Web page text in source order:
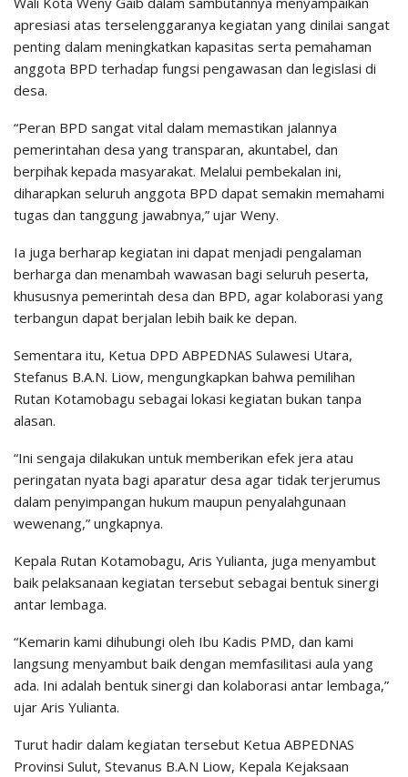
apresiasi atas terselenggaranya kegiatan yang dinilai sangat
penting dalam meningkatkan kapasitas serta pemahaman
anggota BPD terhadap fungsi pengawasan dan legislasi di
desa.
“Peran BPD sangat vital dalam memastikan jalannya
pemerintahan desa yang transparan, akuntabel, dan
berpihak kepada masyarakat. Melalui pembekalan ini,
diharapkan seluruh anggota BPD dapat semakin memahami
tugas dan tanggung jawabnya,” ujar Weny.
Ia juga berharap kegiatan ini dapat menjadi pengalaman
berharga dan menambah wawasan bagi seluruh peserta,
khususnya pemerintah desa dan BPD, agar kolaborasi yang
terbangun dapat berjalan lebih baik ke depan.
Sementara itu, Ketua DPD ABPEDNAS Sulawesi Utara,
Stefanus B.A.N. Liow, mengungkapkan bahwa pemilihan
Rutan Kotamobagu sebagai lokasi kegiatan bukan tanpa
alasan.
“Ini sengaja dilakukan untuk memberikan efek jera atau
peringatan nyata bagi aparatur desa agar tidak terjerumus
dalam penyimpangan hukum maupun penyalahgunaan
wewenang,” ungkapnya.
Kepala Rutan Kotamobagu, Aris Yulianta, juga menyambut
baik pelaksanaan kegiatan tersebut sebagai bentuk sinergi
antar lembaga.
“Kemarin kami dihubungi oleh Ibu Kadis PMD, dan kami
langsung menyambut baik dengan memfasilitasi aula yang
ada. Ini adalah bentuk sinergi dan kolaborasi antar lembaga,”
ujar Aris Yulianta.
Turut hadir dalam kegiatan tersebut Ketua ABPEDNAS
Provinsi Sulut, Stevanus B.A.N Liow, Kepala Kejaksaan